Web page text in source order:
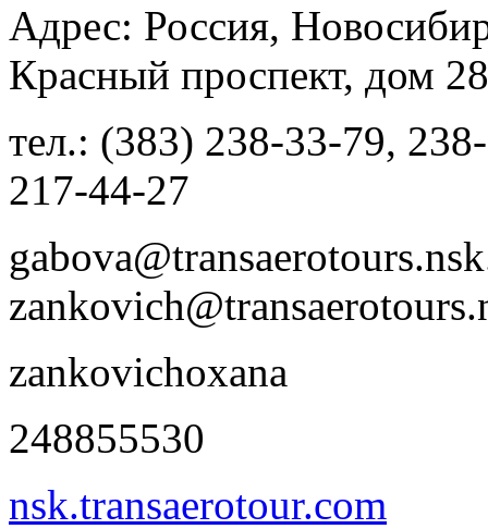
Адрес: Россия,
Красный проспект, дом
тел.: (383) 238-33-79,
217-44-27
zankovichoxana
248855530
nsk.transaerotour.com